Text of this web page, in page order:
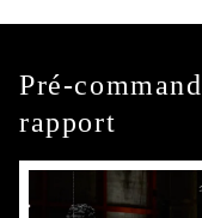
Pré-
rapport